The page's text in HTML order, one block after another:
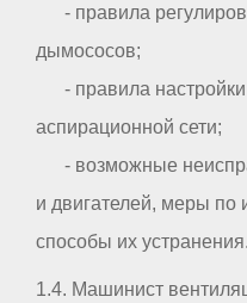
- правила
дымососов;
- правила настройки
аспирационной сети;
- возможные
и двигателей, меры
способы их устранения.
1.4. Машинист